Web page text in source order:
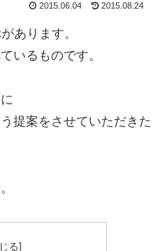
2015.06.04 2015.08.24
があります。
いるものです。
提案をさせていただきた